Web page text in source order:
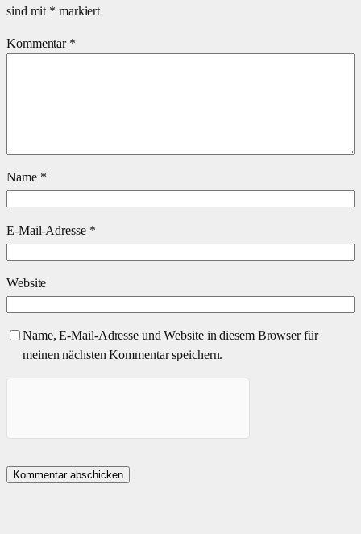
sind mit * markiert
Kommentar *
Name *
E-Mail-Adresse *
Website
Name, E-Mail-Adresse und Website in diesem Browser für
meinen nächsten Kommentar speichern.